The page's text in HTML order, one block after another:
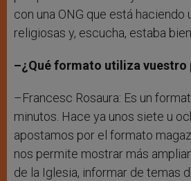
con una ONG que está haciendo
religiosas y, escucha, estaba
–¿Qué formato utiliza vuestro
–Francesc Rosaura: Es un
minutos. Hace ya unos siete u
apostamos por el formato
nos permite mostrar más
de la Iglesia, informar de temas